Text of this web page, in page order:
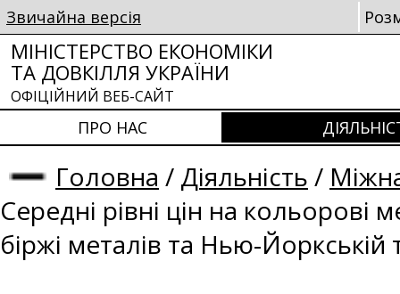
Звичайна версія
МІНІСТЕРСТВО ЕКОНОМІКИ
ТА ДОВКІЛЛЯ УКРАЇНИ
ОФІЦІЙНИЙ ВЕБ-САЙТ
ПРО НАС
Головна / Діяльність /
Середні рівні цін на кольорові
біржі металів та Нью-Йоркській